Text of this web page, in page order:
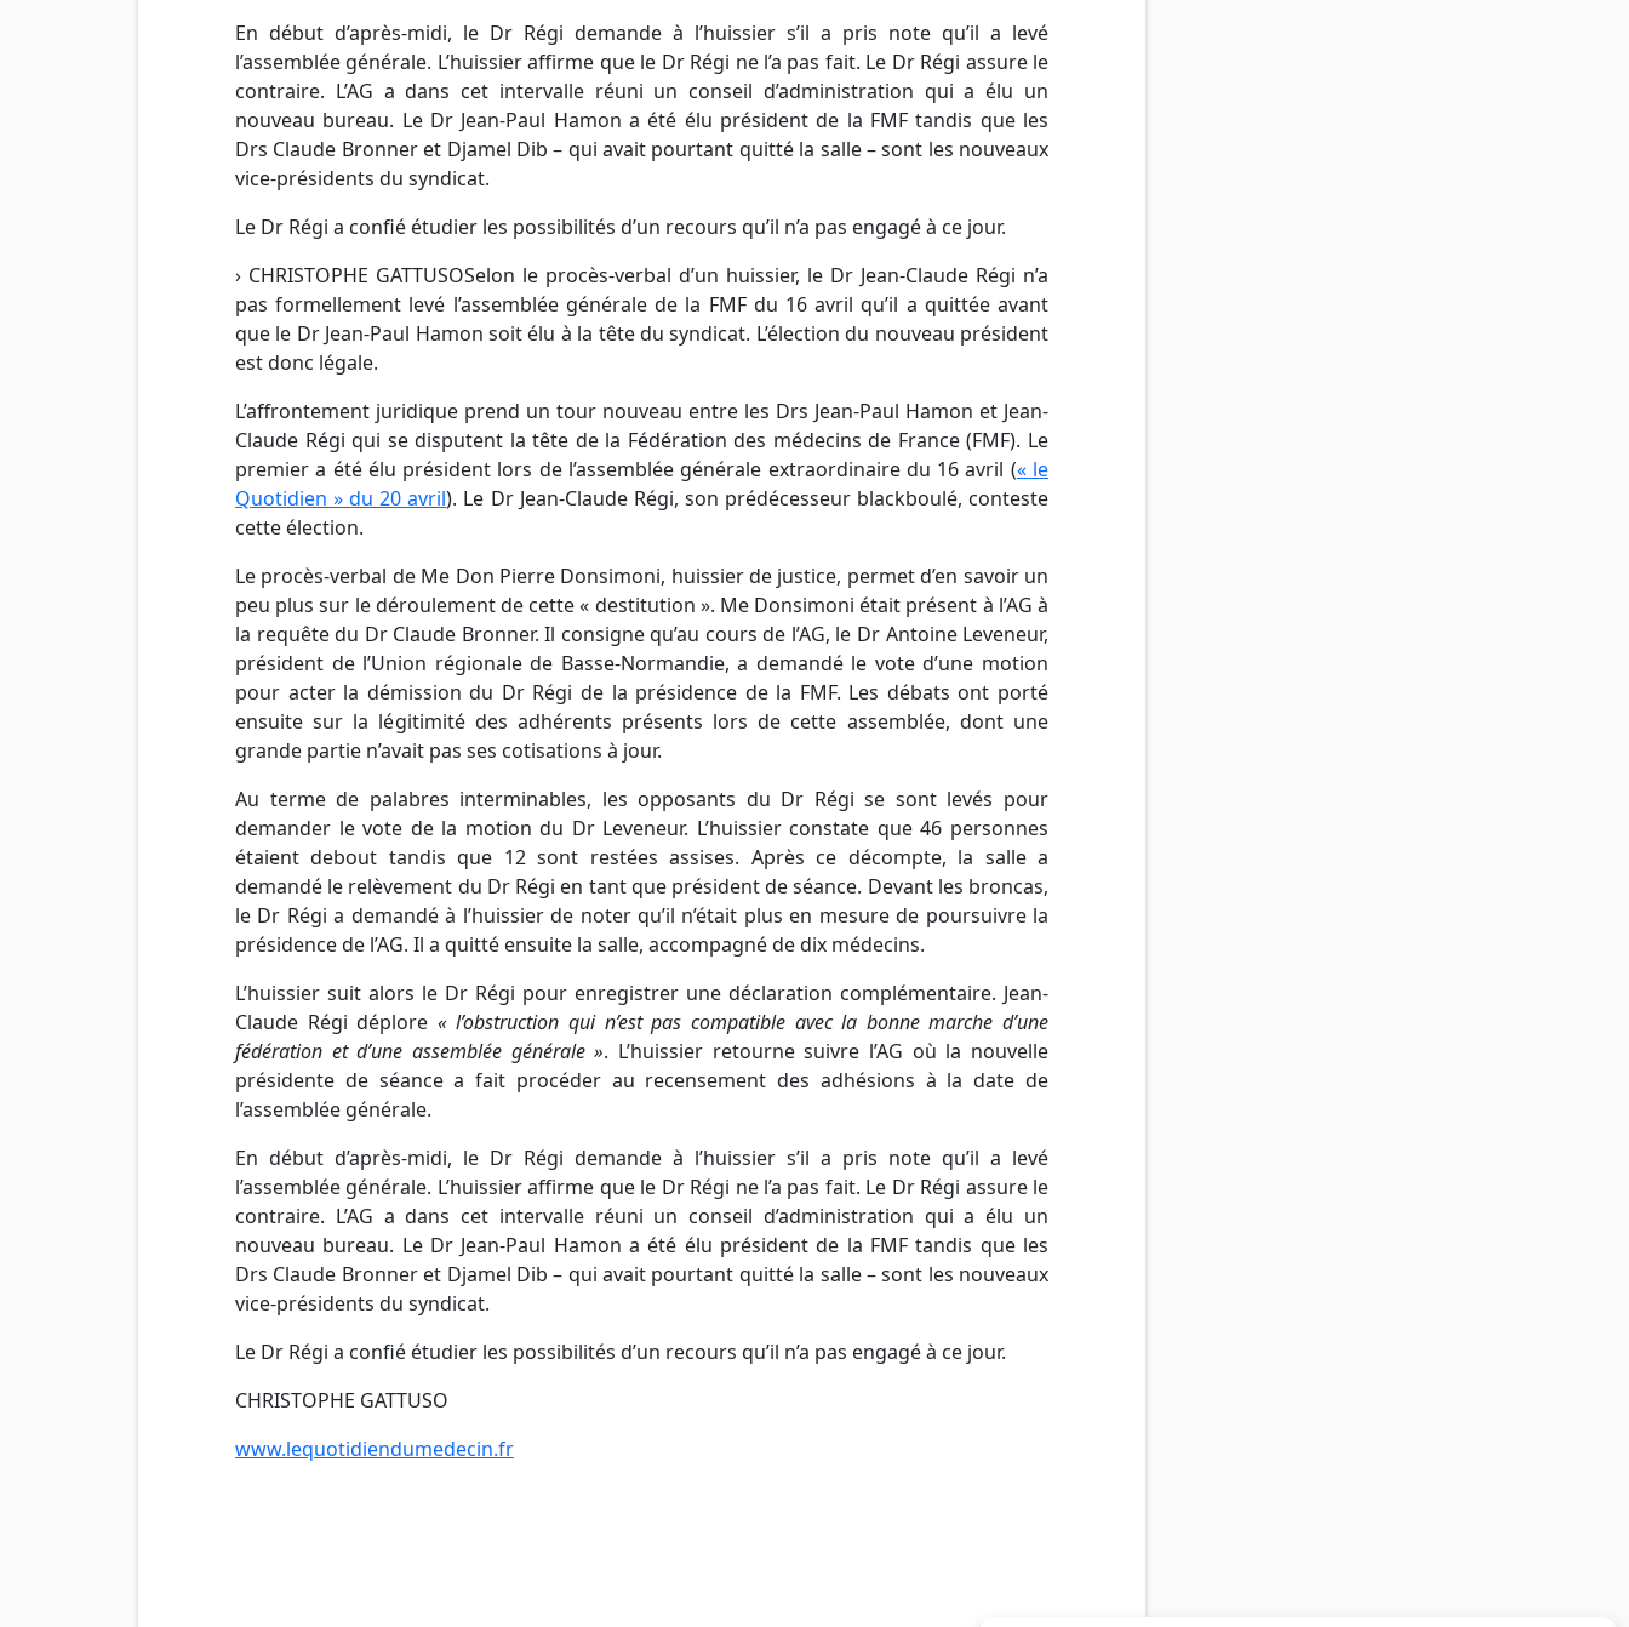
En début d’après-midi, le Dr Régi demande à l’huissier s’il a pris note qu’il a levé
l’assemblée générale. L’huissier affirme que le DrRégi ne l’a pas fait. Le DrRégi assure le
contraire. L’AG a dans cet intervalle réuni un conseil d’administration qui a élu un
nouveau bureau. Le Dr Jean-Paul Hamon a été élu président de la FMFtandis que les
Drs Claude Bronner et Djamel Dib – qui avait pourtant quitté la salle – sont les nouveaux
vice-présidents du syndicat.
Le Dr Régi a confié étudier les possibilités d’un recours qu’il n’a pas engagé à ce jour.
› CHRISTOPHE GATTUSOSelon le procès-verbal d’un huissier, le Dr Jean-Claude Régi n’a
pas formellement levé l’assemblée générale de la FMF du 16 avril qu’il a quittée avant
que le Dr Jean-Paul Hamon soit élu à la tête du syndicat. L’élection du nouveau président
est donc légale.
L’affrontement juridique prend un tour nouveau entre les Drs Jean-Paul Hamon et Jean-
Claude Régi qui se disputent la tête de la Fédération des médecins de France (FMF). Le
premier a été élu président lors de l’assemblée générale extraordinaire du 16 avril (« le
Quotidien » du 20 avril). Le DrJean-Claude Régi, son prédécesseur blackboulé, conteste
cette élection.
Le procès-verbal de Me Don Pierre Donsimoni, huissier de justice, permet d’en savoir un
peu plus sur le déroulement de cette « destitution ». Me Donsimoni était présent à l’AG à
la requête du DrClaude Bronner. Il consigne qu’au cours de l’AG, le Dr Antoine Leveneur,
président de l’Union régionale de Basse-Normandie, a demandé le vote d’une motion
pour acterla démission du DrRégi de la présidence de la FMF. Les débats ont porté
ensuite sur la légitimité des adhérents présents lors de cette assemblée, dont une
grande partie n’avait pas ses cotisations à jour.
Au terme de palabres interminables, les opposants du Dr Régi se sont levés pour
demander le vote de la motion du Dr Leveneur. L’huissier constate que 46 personnes
étaient debout tandis que 12 sont restées assises. Après ce décompte, la salle a
demandé le relèvement du DrRégi en tant que président de séance. Devant les broncas,
le Dr Régi a demandé à l’huissier de noter qu’il n’était plus en mesure de poursuivre la
présidence de l’AG. Il a quitté ensuite la salle, accompagné de dix médecins.
L’huissier suit alors le Dr Régi pour enregistrer une déclaration complémentaire. Jean-
Claude Régi déplore « l’obstruction qui n’est pas compatible avec la bonne marche d’une
fédération et d’une assemblée générale ». L’huissier retourne suivre l’AG où la nouvelle
présidente de séance a fait procéder au recensement des adhésions à la date de
l’assemblée générale.
En début d’après-midi, le Dr Régi demande à l’huissier s’il a pris note qu’il a levé
l’assemblée générale. L’huissier affirme que le DrRégi ne l’a pas fait. Le DrRégi assure le
contraire. L’AG a dans cet intervalle réuni un conseil d’administration qui a élu un
nouveau bureau. Le Dr Jean-Paul Hamon a été élu président de la FMFtandis que les
Drs Claude Bronner et Djamel Dib – qui avait pourtant quitté la salle – sont les nouveaux
vice-présidents du syndicat.
Le Dr Régi a confié étudier les possibilités d’un recours qu’il n’a pas engagé à ce jour.
CHRISTOPHE GATTUSO
www.lequotidiendumedecin.fr